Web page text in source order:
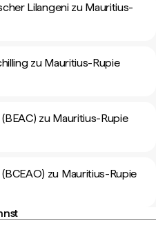
Lilangeni zu Mauritius-
zu Mauritius-Rupie
zu Mauritius-Rupie
zu Mauritius-Rupie